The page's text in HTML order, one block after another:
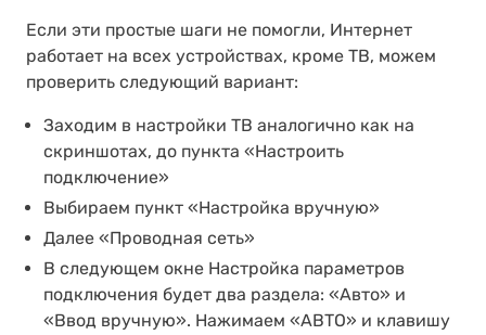
Если эти простые шаги не помогли, Интернет
работает на всех устройствах, кроме ТВ, можем
проверить следующий вариант:
Заходим в настройки ТВ аналогично как на
скриншотах, до пункта «Настроить
подключение»
Выбираем пункт «Настройка вручную»
Далее «Проводная сеть»
В следующем окне Настройка параметров
подключения будет два раздела: «Авто» и
«Ввод вручную». Нажимаем «АВТО» и клавишу